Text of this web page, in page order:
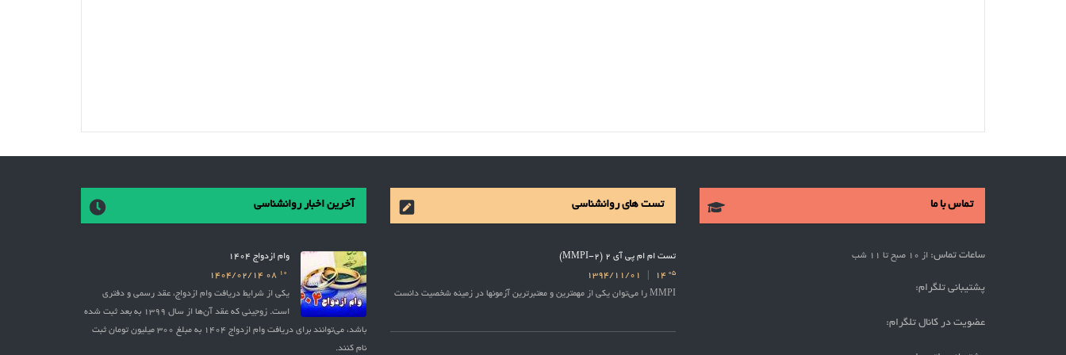
تماس با ما
ساعات تماس: از 10 صبح تا 11 شب
پشتیبانی تلگرام:
عضویت در کانال تلگرام:
تست های روانشناسی
تست ام ام پی آی 2 (MMPI-2)
05
14
1394/11/01
MMPI را می‌توان یکی از مهمترین و معتبرترین آزمونها در زمینه شخصیت دانست
آخرین اخبار روانشناسی
وام ازدواج 1404
10
1404/02/14
یکی از شرایط دریافت وام ازدواج، عقد رسمی و دفتری
است. زوجینی که عقد آن‌ها از سال 1399 به بعد ثبت شده
باشد، می‌توانند برای دریافت وام ازدواج 1404 به مبلغ 300 میلیون تومان ثبت
نام کنند.